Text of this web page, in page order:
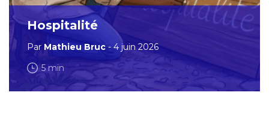
Hospitalité
Par Mathieu Bruc- 4 juin 2026
5 min